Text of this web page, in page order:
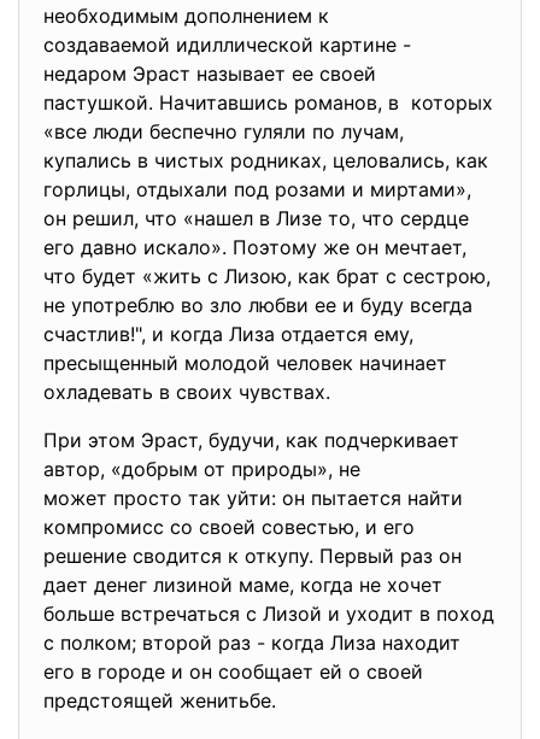
необходимым дополнением к
создаваемой идиллической картине -
недаром Эраст называет ее своей
пастушкой. Начитавшись романов, в которых
«все люди беспечно гуляли по лучам,
купались в чистых родниках, целовались, как
горлицы, отдыхали под розами и миртами»,
он решил, что «нашел в Лизе то, что сердце
его давно искало». Поэтому же он мечтает,
что будет «жить с Лизою, как брат с сестрою,
не употреблю во зло любви ее и буду всегда
счастлив!", и когда Лиза отдается ему,
пресыщенный молодой человек начинает
охладевать в своих чувствах.
При этом Эраст, будучи, как подчеркивает
автор, «добрым от природы», не
может просто так уйти: он пытается найти
компромисс со своей совестью, и его
решение сводится к откупу. Первый раз он
дает денег лизиной маме, когда не хочет
больше встречаться с Лизой и уходит в поход
с полком; второй раз - когда Лиза находит
его в городе и он сообщает ей о своей
предстоящей женитьбе.